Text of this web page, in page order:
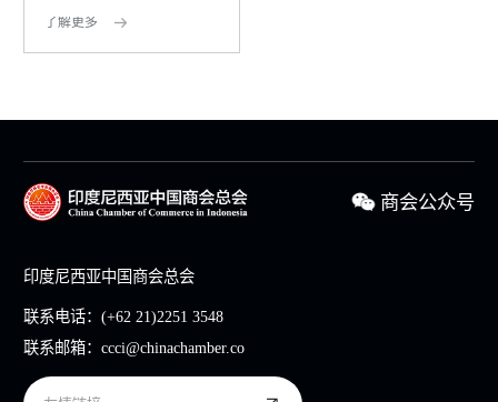
了解更多
商会公众号
印度尼西亚中国商会总会
联系电话： (+62 21)2251 3548
联系邮箱： ccci@chinachamber.co